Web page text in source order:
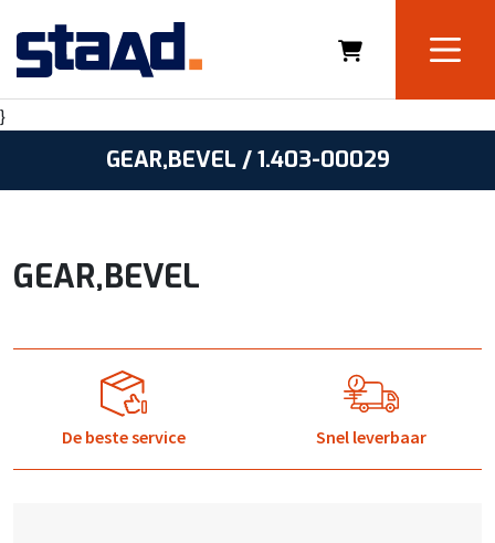
}
GEAR,BEVEL / 1.403-00029
GEAR,BEVEL
De beste service Snel leverbaar